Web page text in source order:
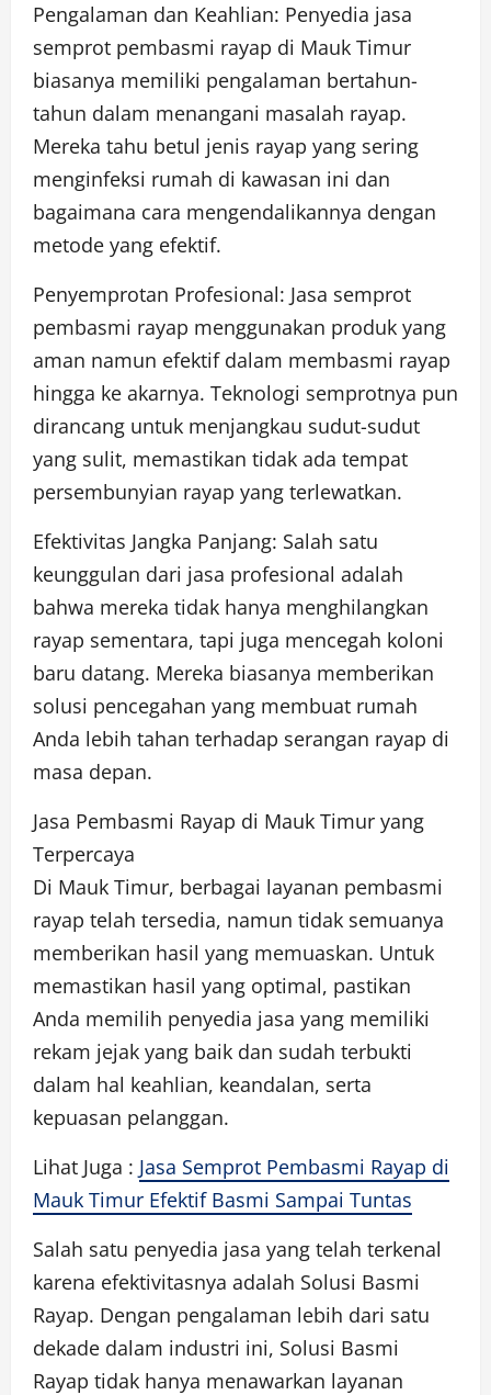
Pengalaman dan Keahlian: Penyedia jasa
semprot pembasmi rayap di Mauk Timur
biasanya memiliki pengalaman bertahun-
tahun dalam menangani masalah rayap.
Mereka tahu betul jenis rayap yang sering
menginfeksi rumah di kawasan ini dan
bagaimana cara mengendalikannya dengan
metode yang efektif.
Penyemprotan Profesional: Jasa semprot
pembasmi rayap menggunakan produk yang
aman namun efektif dalam membasmi rayap
hingga ke akarnya. Teknologi semprotnya pun
dirancang untuk menjangkau sudut-sudut
yang sulit, memastikan tidak ada tempat
persembunyian rayap yang terlewatkan.
Efektivitas Jangka Panjang: Salah satu
keunggulan dari jasa profesional adalah
bahwa mereka tidak hanya menghilangkan
rayap sementara, tapi juga mencegah koloni
baru datang. Mereka biasanya memberikan
solusi pencegahan yang membuat rumah
Anda lebih tahan terhadap serangan rayap di
masa depan.
Jasa Pembasmi Rayap di Mauk Timur yang
Terpercaya
Di Mauk Timur, berbagai layanan pembasmi
rayap telah tersedia, namun tidak semuanya
memberikan hasil yang memuaskan. Untuk
memastikan hasil yang optimal, pastikan
Anda memilih penyedia jasa yang memiliki
rekam jejak yang baik dan sudah terbukti
dalam hal keahlian, keandalan, serta
kepuasan pelanggan.
Lihat Juga : Jasa Semprot Pembasmi Rayap di
Mauk Timur Efektif Basmi Sampai Tuntas
Salah satu penyedia jasa yang telah terkenal
karena efektivitasnya adalah Solusi Basmi
Rayap. Dengan pengalaman lebih dari satu
dekade dalam industri ini, Solusi Basmi
Rayap tidak hanya menawarkan layanan